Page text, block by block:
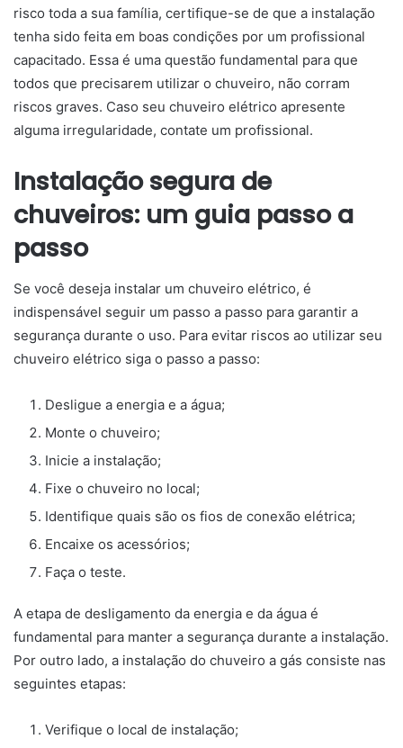
risco toda a sua família, certifique-se de que a instalação
tenha sido feita em boas condições por um profissional
capacitado. Essa é uma questão fundamental para que
todos que precisarem utilizar o chuveiro, não corram
riscos graves. Caso seu chuveiro elétrico apresente
alguma irregularidade, contate um profissional.
Instalação segura de
chuveiros: um guia passo a
passo
Se você deseja instalar um chuveiro elétrico, é
indispensável seguir um passo a passo para garantir a
segurança durante o uso. Para evitar riscos ao utilizar seu
chuveiro elétrico siga o passo a passo:
Desligue a energia e a água;
Monte o chuveiro;
Inicie a instalação;
Fixe o chuveiro no local;
Identifique quais são os fios de conexão elétrica;
Encaixe os acessórios;
Faça o teste.
A etapa de desligamento da energia e da água é
fundamental para manter a segurança durante a instalação.
Por outro lado, a instalação do chuveiro a gás consiste nas
seguintes etapas:
Verifique o local de instalação;